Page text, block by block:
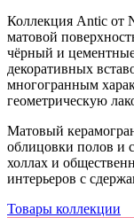
Коллекция Antic от
матовой
чёрный и
декоративных
многогранным
геометрическую
Матовый
облицовки полов и
холлах и
интерьеров с
Товары коллекции